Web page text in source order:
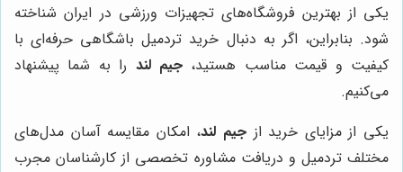
یکی از بهترین فروشگاه‌های تجهیزات ورزشی در ایران شناخته
شود. بنابراین، اگر به دنبال خرید تردمیل باشگاهی حرفه‌ای با
کیفیت و قیمت مناسب هستید، جیم لند را به شما پیشنهاد
می‌کنیم.
یکی از مزایای خرید از جیم لند، امکان مقایسه آسان مدل‌های
مختلف تردمیل و دریافت مشاوره تخصصی از کارشناسان مجرب